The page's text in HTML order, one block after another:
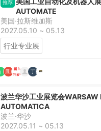
推荐
AUTOMATE
美国·拉斯维加斯
2027.05.10 ~ 05.13
行业专业展
波兰华沙工业展览会WARSAW
AUTOMATICA
波兰·华沙
2027.05.11 ~ 05.13